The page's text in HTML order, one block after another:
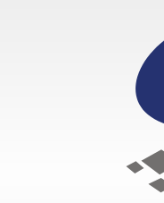
«Սերտիֆիկացում և
Սերտիֆիկացման